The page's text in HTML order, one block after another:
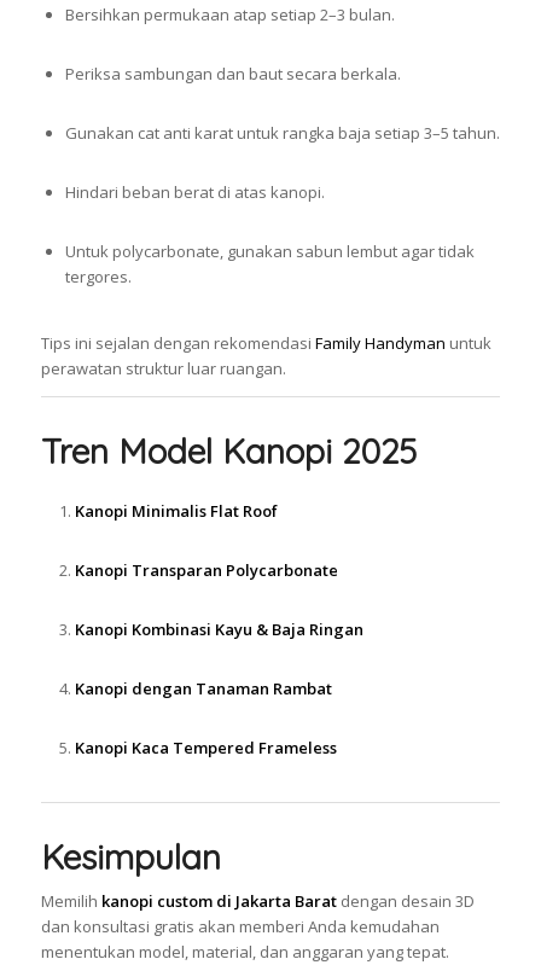
Bersihkan permukaan atap setiap 2–3 bulan.
Periksa sambungan dan baut secara berkala.
Gunakan cat anti karat untuk rangka baja setiap 3–5 tahun.
Hindari beban berat di atas kanopi.
Untuk polycarbonate, gunakan sabun lembut agar tidak
tergores.
Tips ini sejalan dengan rekomendasi Family Handyman untuk
perawatan struktur luar ruangan.
Tren Model Kanopi 2025
Kanopi Minimalis Flat Roof
Kanopi Transparan Polycarbonate
Kanopi Kombinasi Kayu & Baja Ringan
Kanopi dengan Tanaman Rambat
Kanopi Kaca Tempered Frameless
Kesimpulan
Memilih kanopi custom di Jakarta Baratdengan desain 3D
dan konsultasi gratis akan memberi Anda kemudahan
menentukan model, material, dan anggaran yang tepat.